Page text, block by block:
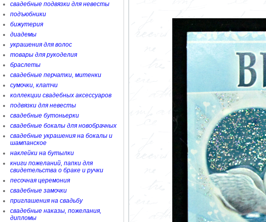
свадебные подвязки для невесты
подъюбники
бижутерия
диадемы
украшения для волос
товары для рукоделия
браслеты
свадебные перчатки, митенки
сумочки, клатчи
коллекции свадебных аксессуаров
подвязки для невесты
свадебные бутоньерки
свадебные бокалы для новобрачных
свадебные украшения на бокалы и
шампанское
наклейки на бутылки
книги пожеланий, папки для
свидетельства о браке и ручки
песочная церемония
свадебные замочки
приглашения на свадьбу
свадебные наказы, пожелания,
дипломы